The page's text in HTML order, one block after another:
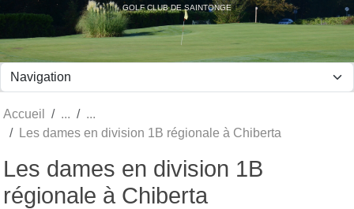
GOLF CLUB DE SAINTONGE
Accueil
Les dames en division 1B régionale à Chiberta
Les dames en division 1B
régionale à Chiberta
Panneau de gestion des cookies